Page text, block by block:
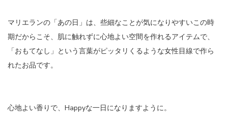
マリエランの「あの日」は、些細なことが気になりやすいこの時
期だからこそ、肌に触れずに心地よい空間を作れるアイテムで、
「おもてなし」という言葉がピッタリくるような女性目線で作ら
れたお品です。
心地よい香りで、Happyな一日になりますように。